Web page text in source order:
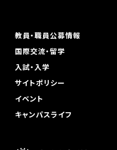
教員・職員公募情報
国際交流・留学
入試・入学
サイトポリシー
イベント
キャンパスライフ